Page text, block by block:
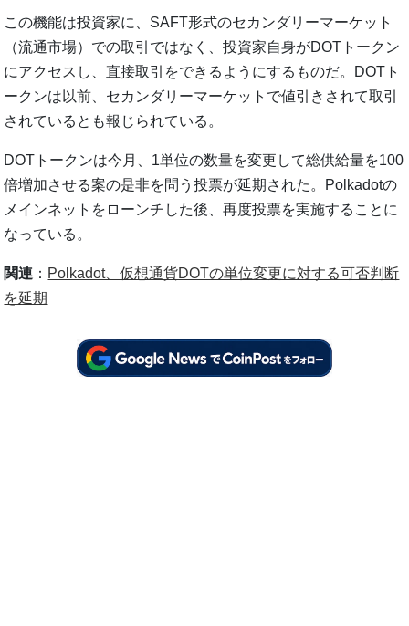
この機能は投資家に、SAFT形式のセカンダリーマーケット
（流通市場）での取引ではなく、投資家自身がDOTトークン
にアクセスし、直接取引をできるようにするものだ。DOTト
ークンは以前、セカンダリーマーケットで値引きされて取引
されているとも報じられている。
DOTトークンは今月、1単位の数量を変更して総供給量を100
倍増加させる案の是非を問う投票が延期された。Polkadotの
メインネットをローンチした後、再度投票を実施することに
なっている。
関連 ： Polkadot、仮想通貨DOTの単位変更に対する可否判断
を延期